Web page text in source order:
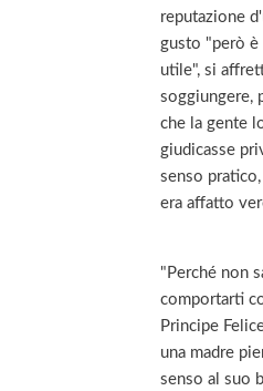
reputazione
gusto "però è
utile", si
soggiungere,
che la gente
giudicasse
senso
era affatto
"Perché non
comportarti
Principe
una madre
senso al suo